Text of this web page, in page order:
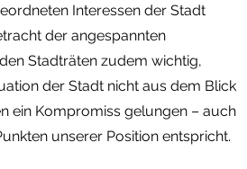
Interessen der Stadt
der angespannten
Stadträten zudem wichtig,
der Stadt nicht aus dem Blick
ein Kompromiss gelungen – auch
unserer Position entspricht.